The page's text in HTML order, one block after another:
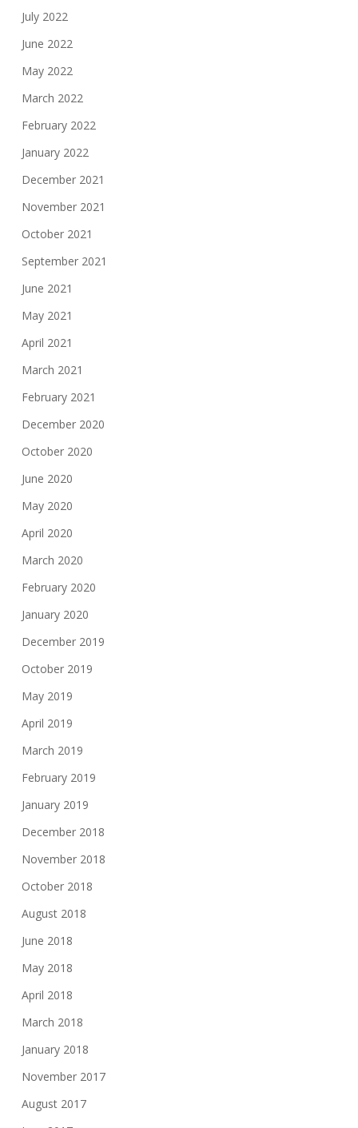
July 2022
June 2022
May 2022
March 2022
February 2022
January 2022
December 2021
November 2021
October 2021
September 2021
June 2021
May 2021
April 2021
March 2021
February 2021
December 2020
October 2020
June 2020
May 2020
April 2020
March 2020
February 2020
January 2020
December 2019
October 2019
May 2019
April 2019
March 2019
February 2019
January 2019
December 2018
November 2018
October 2018
August 2018
June 2018
May 2018
April 2018
March 2018
January 2018
November 2017
August 2017